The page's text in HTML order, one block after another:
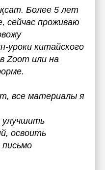
Более 5 лет
сейчас проживаю
уроки китайского
Zoom или на
все материалы я
улучшить
освоить